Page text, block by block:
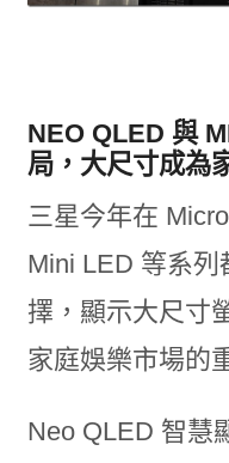
NEO QLED 與
局，大尺寸成為
三星今年在
Mini LED 等系列
擇，顯示大尺寸
家庭娛樂市場的
Neo QLED 智慧